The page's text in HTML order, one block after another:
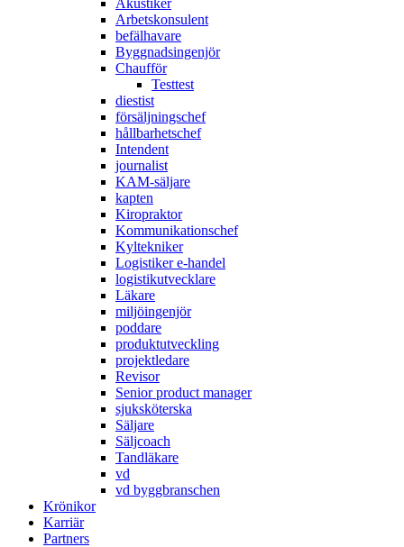
Akustiker
Arbetskonsulent
befälhavare
Byggnadsingenjör
Chaufför
Testtest
diestist
försäljningschef
hållbarhetschef
Intendent
journalist
KAM-säljare
kapten
Kiropraktor
Kommunikationschef
Kyltekniker
Logistiker e-handel
logistikutvecklare
Läkare
miljöingenjör
poddare
produktutveckling
projektledare
Revisor
Senior product manager
sjuksköterska
Säljare
Säljcoach
Tandläkare
vd
vd byggbranschen
Krönikor
Karriär
Partners